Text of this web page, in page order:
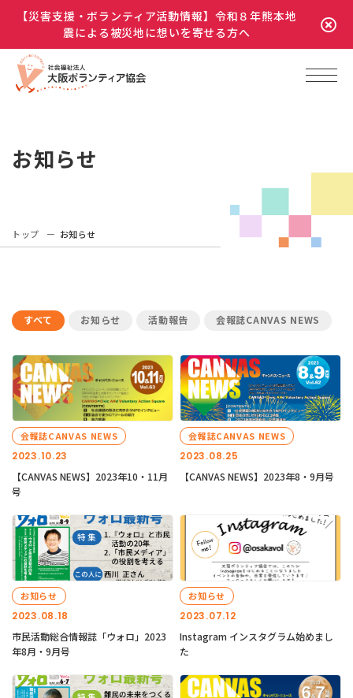
【災害支援・ボランティア活動情報】令和８年熊本地
震による被災地に想いを寄せる方へ
お知らせ
トップ お知らせ
すべて お知らせ 活動報告 会報誌CANVAS NEWS
2023.10.23
会報誌CANVAS NEWS
【CANVAS NEWS】2023年10・11月
号
2023.08.25
会報誌CANVAS NEWS
【CANVAS NEWS】2023年8・9月号
2023.08.18
お知らせ
市民活動総合情報誌「ウォロ」2023
年8月・9月号
2023.07.12
お知らせ
Instagram インスタグラム始めまし
た